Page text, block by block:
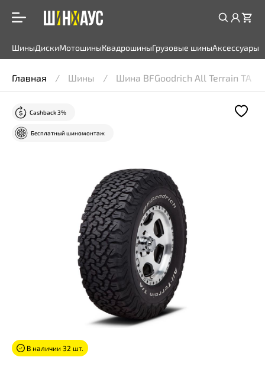
ШиныДискиМотошиныКвадрошиныГрузовые шиныАксессуары
Главная Шины Шина BFGoodrich All Terrain TA
Cashback 3%
Бесплатный шиномонтаж
В наличии 32 шт.